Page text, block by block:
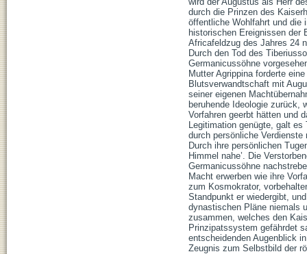
durch die Prinzen des
öffentliche Wohlfahrt und die
historischen Ereignissen der
Africafeldzug des Jahres 24
Durch den Tod des
Germanicussöhne
Mutter Agrippina forderte
Blutsverwandtschaft mit
seiner eigenen
beruhende Ideologie zurück,
Vorfahren geerbt hätten und
Legitimation genügte, galt
durch persönliche
Durch ihre persönlichen
Himmel nahe’. Die
Germanicussöhne
Macht erwerben wie ihre
zum Kosmokrator,
Standpunkt er wiedergibt,
dynastischen Pläne niemals
zusammen, welches den
Prinzipatssystem gefährdet
entscheidenden Augenblick
Zeugnis zum Selbstbild der